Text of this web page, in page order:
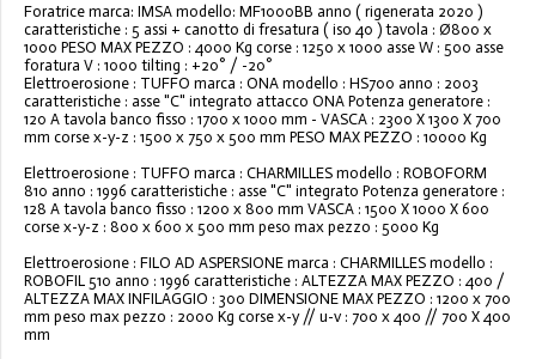
Foratrice marca: IMSA modello: MF1000BB anno ( rigenerata 2020 )
caratteristiche : 5 assi + canotto di fresatura ( iso 40 ) tavola : Ø800 x
1000 PESO MAX PEZZO : 4000 Kg corse : 1250 x 1000 asse W : 500 asse
foratura V : 1000 tilting : +20° / -20°
Elettroerosione : TUFFO marca : ONA modello : HS700 anno : 2003
caratteristiche : asse "C" integrato attacco ONA Potenza generatore :
120 A tavola banco fisso : 1700 x 1000 mm - VASCA : 2300 X 1300 X 700
mm corse x-y-z : 1500 x 750 x 500 mm PESO MAX PEZZO : 10000 Kg
Elettroerosione : TUFFO marca : CHARMILLES modello : ROBOFORM
810 anno : 1996 caratteristiche : asse "C" integrato Potenza generatore :
128 A tavola banco fisso : 1200 x 800 mm VASCA : 1500 X 1000 X 600
corse x-y-z : 800 x 600 x 500 mm peso max pezzo : 5000 Kg
Elettroerosione : FILO AD ASPERSIONE marca : CHARMILLES modello :
ROBOFIL 510 anno : 1996 caratteristiche : ALTEZZA MAX PEZZO : 400 /
ALTEZZA MAX INFILAGGIO : 300 DIMENSIONE MAX PEZZO : 1200 x 700
mm peso max pezzo : 2000 Kg corse x-y // u-v : 700 x 400 // 700 X 400
mm